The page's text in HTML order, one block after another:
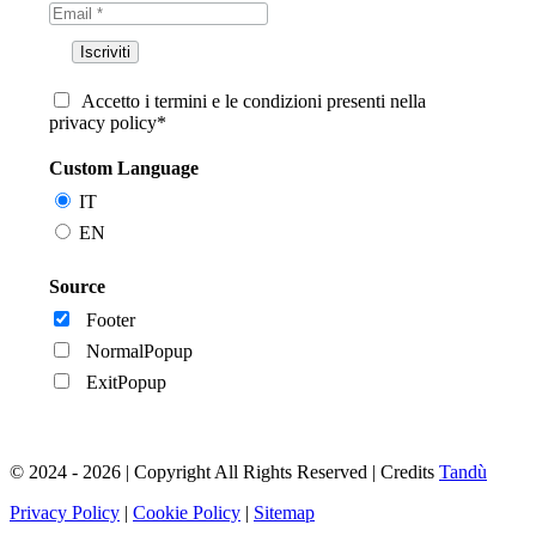
Accetto i termini e le condizioni presenti nella
privacy policy*
Custom Language
IT
EN
Source
Footer
NormalPopup
ExitPopup
© 2024 - 2026 | Copyright All Rights Reserved | Credits Tandù
Privacy Policy | Cookie Policy | Sitemap